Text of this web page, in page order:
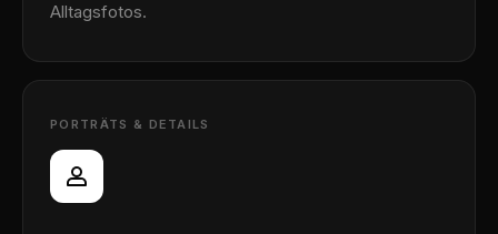
Alltagsfotos.
PORTRÄTS & DETAILS